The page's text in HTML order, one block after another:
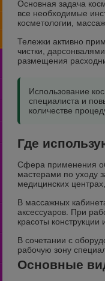
Основная задача
все необходимые
косметологии,
Тележки активно
чистки,
размещения
Использование
специалиста и
количестве
Где
Сфера применения
мастерами по уходу
медицинских
В массажных
аксессуаров. При
красоты
В сочетании с
рабочую зону
Основные